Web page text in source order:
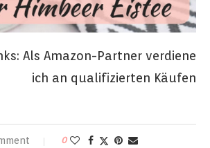
Als Amazon-Partner verdiene
ich an qualifizierten Käufen
0